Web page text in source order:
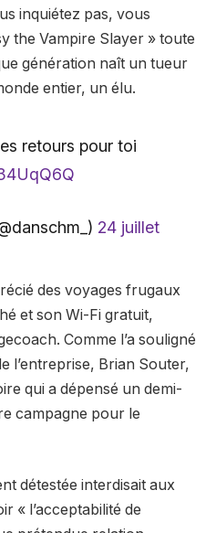
inquiétez pas, vous
the Vampire Slayer » toute
génération naît un tueur
entier, un élu.
retours pour toi
24 juillet
des voyages frugaux
et son Wi-Fi gratuit,
Comme l’a souligné
l’entreprise, Brian Souter,
qui a dépensé un demi-
campagne pour le
détestée interdisait aux
« l’acceptabilité de